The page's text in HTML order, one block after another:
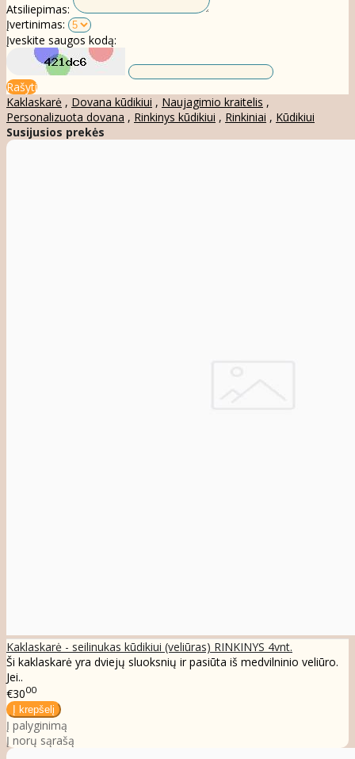
Atsiliepimas:
Įvertinimas:
Įveskite saugos kodą:
Rašyti
Kaklaskarė , Dovana kūdikiui , Naujagimio kraitelis ,
Personalizuota dovana , Rinkinys kūdikiui , Rinkiniai , Kūdikiui
Susijusios prekės
Kaklaskarė - seilinukas kūdikiui (veliūras) RINKINYS 4vnt.
Ši kaklaskarė yra dviejų sluoksnių ir pasiūta iš medvilninio veliūro.
Jei..
€3000
Į palyginimą
Į norų sąrašą